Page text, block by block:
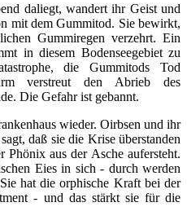
daliegt, wandert ihr Geist und
mit dem Gummitod. Sie bewirkt,
Gummiregen verzehrt. Ein
in diesem Bodenseegebiet zu
die Gummitods Tod
verstreut den Abrieb des
Die Gefahr ist gebannt.
wieder. Oirbsen und ihr
daß sie die Krise überstanden
Phönix aus der Asche aufersteht.
Eies in sich - durch werden
hat die orphische Kraft bei der
- und das stärkt sie für die